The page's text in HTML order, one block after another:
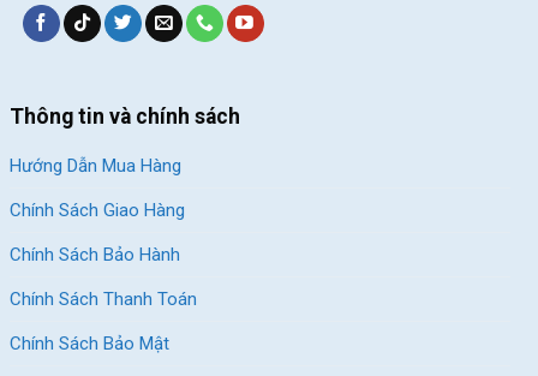
Thông tin và chính sách
Hướng Dẫn Mua Hàng
Chính Sách Giao Hàng
Chính Sách Bảo Hành
Chính Sách Thanh Toán
Chính Sách Bảo Mật